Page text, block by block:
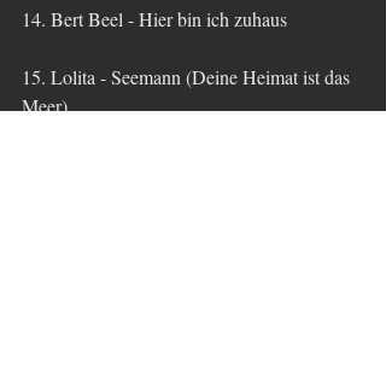
14. Bert Beel - Hier bin ich zuhaus
15. Lolita - Seemann (Deine Heimat ist das
Meer)